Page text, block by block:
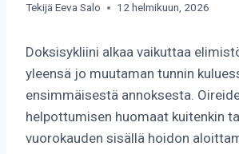
Tekijä Eeva Salo 12 helmikuun, 2026
Doksisykliini alkaa vaikuttaa
yleensä jo muutaman tunnin
ensimmäisestä annoksesta.
helpottumisen huomaat kuitenkin
vuorokauden sisällä hoidon